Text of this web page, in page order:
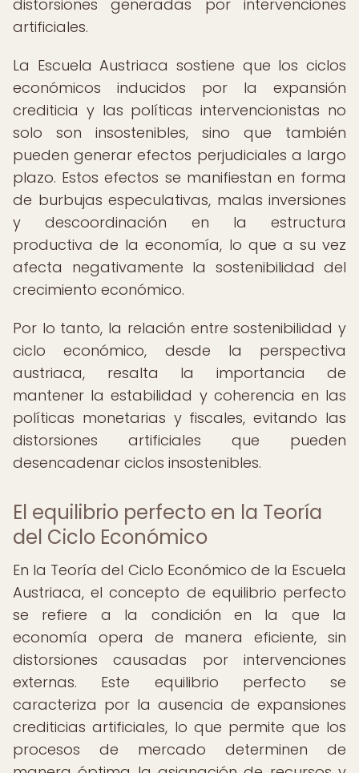
distorsiones generadas por intervenciones
artificiales.
La Escuela Austriaca sostiene que los ciclos
económicos inducidos por la expansión
crediticia y las políticas intervencionistas no
solo son insostenibles, sino que también
pueden generar efectos perjudiciales a largo
plazo. Estos efectos se manifiestan en forma
de burbujas especulativas, malas inversiones
y descoordinación en la estructura
productiva de la economía, lo que a su vez
afecta negativamente la sostenibilidad del
crecimiento económico.
Por lo tanto, la relación entre sostenibilidad y
ciclo económico, desde la perspectiva
austriaca, resalta la importancia de
mantener la estabilidad y coherencia en las
políticas monetarias y fiscales, evitando las
distorsiones artificiales que pueden
desencadenar ciclos insostenibles.
El equilibrio perfecto en la Teoría
del Ciclo Económico
En la Teoría del Ciclo Económico de la Escuela
Austriaca, el concepto de equilibrio perfecto
se refiere a la condición en la que la
economía opera de manera eficiente, sin
distorsiones causadas por intervenciones
externas. Este equilibrio perfecto se
caracteriza por la ausencia de expansiones
crediticias artificiales, lo que permite que los
procesos de mercado determinen de